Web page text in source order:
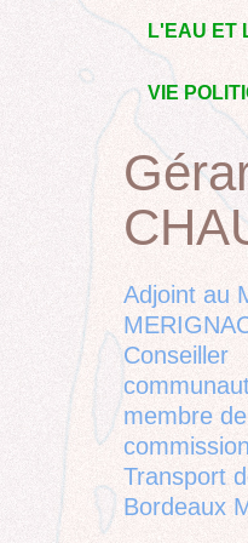
L'EAU ET
ECONOMIE
SAGE,
LA
DECHETS
CONTRAT
VIE
L’ACTION
MÉRIGNAC
BORDEAUX
EMPLOI,
ELECTIONS,
DIVERSES,
PHRASES..
Back
to
top
Adjoint au
Conseiller
membre
commission
Transport
Bordeaux